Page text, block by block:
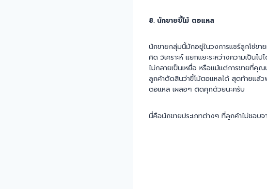
8. นักขายขี้โม้ ตอแหล
นักขายกลุ่มนี้มักอยู่ในวงการแชร์ลูกโซ่ขา
คิด วิเคราะห์ แยกแยะระหว่างความเป็น
ไม่กลายเป็นเหยื่อ หรือแม้แต่การขายที่
ลูกค้าตัดสินว่าขี้โม้ตอแหลได้ สุดท้ายแล้ว
ตอแหล เผลอๆ ติดคุกด้วยนะครับ
นี่คือนักขายประเภทต่างๆ ที่ลูกค้าไม่ชอบ